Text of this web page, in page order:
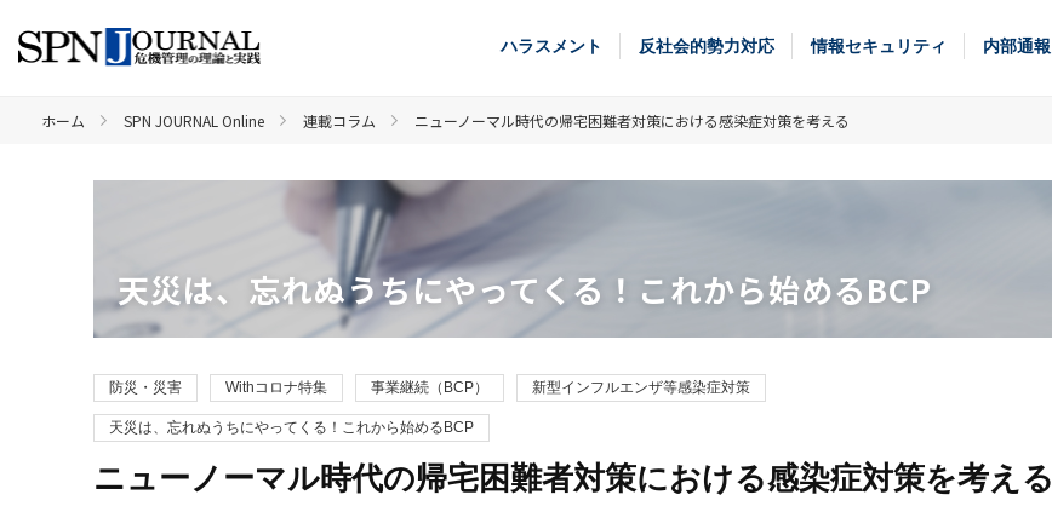
ハラスメント 反社会的勢力対応 情報セキュリティ 内部通報
ホーム SPN JOURNAL Online 連載コラム ニューノーマル時代の帰宅困難者対策における感染症対策を考える
天災は、忘れぬうちにやってくる！これから始めるBCP
防災・災害 Withコロナ特集 事業継続（BCP） 新型インフルエンザ等感染症対策
天災は、忘れぬうちにやってくる！これから始めるBCP
ニューノーマル時代の帰宅困難者対策における感染症対策を考える